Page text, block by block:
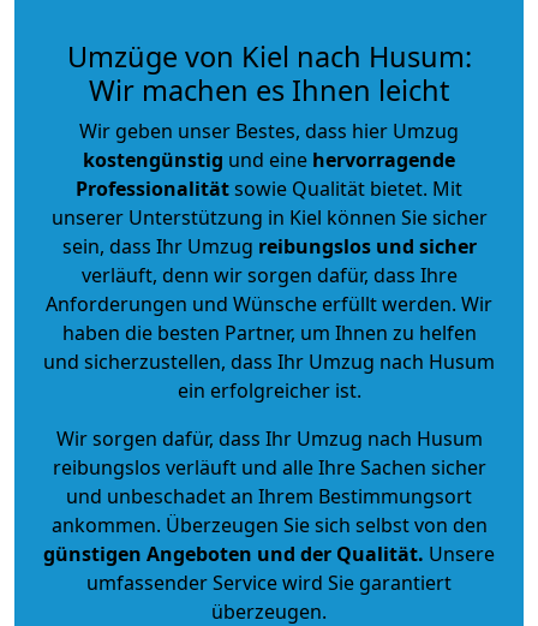
Umzüge von Kiel nach Husum:
Wir machen es Ihnen leicht
Wir geben unser Bestes, dass hier Umzug
kostengünstig und eine hervorragende
Professionalitätsowie Qualität bietet. Mit
unserer Unterstützung in Kiel können Sie sicher
sein, dass Ihr Umzug reibungslos und sicher
verläuft, denn wir sorgen dafür, dass Ihre
Anforderungen und Wünsche erfüllt werden. Wir
haben die besten Partner, um Ihnen zu helfen
und sicherzustellen, dass Ihr Umzug nach Husum
ein erfolgreicher ist.
Wir sorgen dafür, dass Ihr Umzug nach Husum
reibungslos verläuft und alle Ihre Sachen sicher
und unbeschadet an Ihrem Bestimmungsort
ankommen. Überzeugen Sie sich selbst von den
günstigen Angeboten und der Qualität. Unsere
umfassender Service wird Sie garantiert
überzeugen.